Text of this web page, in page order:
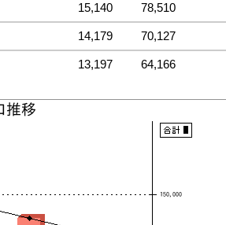
15,140 78,510
14,179 70,127
13,197 64,166